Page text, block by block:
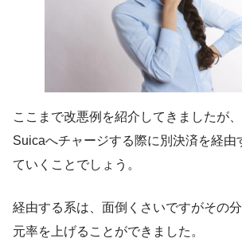
ここまで改悪例を紹介してきましたが
Suicaへチャージする際に別決済を経由
ていくことでしょう。
経由する系は、面倒くさいですがその
元率を上げることができました。